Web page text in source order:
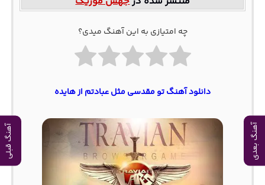
آهنگ بعدی آهنگ قبلی
چه امتیازی به این آهنگ میدی؟
دانلود آهنگ تو مقدسی مثل عبادتم از هایده